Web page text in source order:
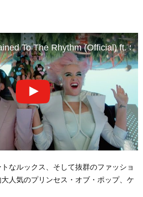
To The Rhythm (Official) ft.
なルックス、そして抜群のファッショ
人気のプリンセス・オブ・ポップ、ケ